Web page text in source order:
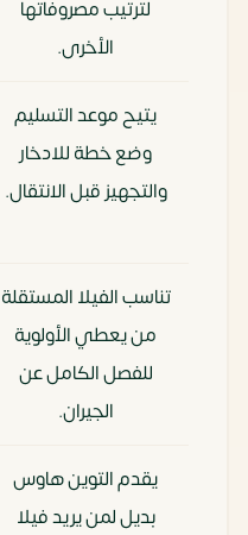
لترتيب مصروفاتها
الأخرى.
يتيح موعد التسليم
وضع خطة للادخار
والتجهيز قبل الانتقال.
تناسب الفيلا المستقلة
من يعطي الأولوية
للفصل الكامل عن
الجيران.
يقدم التوين هاوس
بديل لمن يريد فيلا